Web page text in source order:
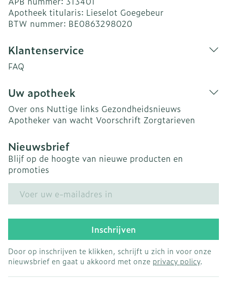
Apotheek titularis: Lieselot Goegebeur
BTW nummer: BE0863298020
Klantenservice
FAQ
Uw apotheek
Over ons Nuttige links Gezondheidsnieuws
Apotheker van wacht Voorschrift Zorgtarieven
Nieuwsbrief
Blijf op de hoogte van nieuwe producten en
promoties
Inschrijven
Door op inschrijven te klikken, schrijft u zich in voor onze
nieuwsbrief en gaat u akkoord met onze privacy policy.